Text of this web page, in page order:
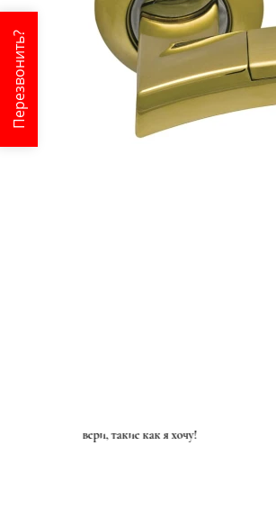
Двери, такие как я хочу!
Перезвонить?